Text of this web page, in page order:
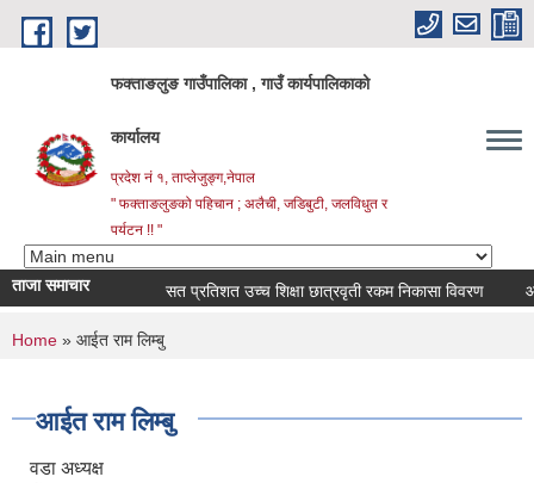
Skip to main content
फक्ताङलुङ गाउँपालिका , गाउँ कार्यपालिकाको
कार्यालय
प्रदेश नं १, ताप्लेजुङ्ग,नेपाल
" फक्ताङलुङको पहिचान ; अलैची, जडिबुटी, जलविधुत र
पर्यटन !! "
ताजा समाचार सत प्रतिशत उच्च शिक्षा छात्रवृती रकम निकासा विवरण
You are here
Home » आईत राम लिम्बु
आईत राम लिम्बु
वडा अध्यक्ष